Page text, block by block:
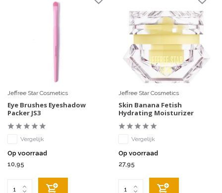
Jeffree Star Cosmetics
Eye Brushes Eyeshadow
Packer JS3
Vergelijk
Op voorraad
10,95
Jeffree Star Cosmetics
Skin Banana Fetish
Hydrating Moisturizer
Vergelijk
Op voorraad
27,95